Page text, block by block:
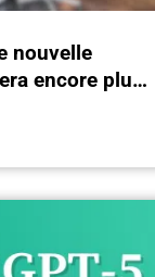
nouvelle
encore plus